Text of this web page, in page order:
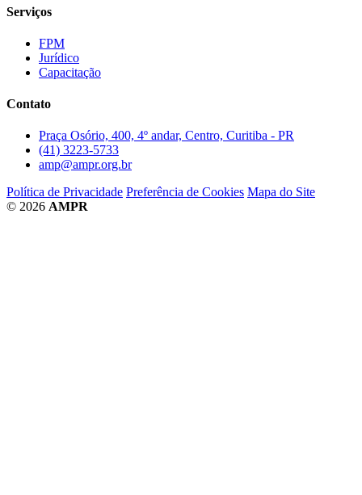
Serviços
FPM
Jurídico
Capacitação
Contato
Praça Osório, 400, 4º andar, Centro, Curitiba - PR
(41) 3223-5733
amp@ampr.org.br
Política de Privacidade Preferência de Cookies Mapa do Site
© 2026 AMPR